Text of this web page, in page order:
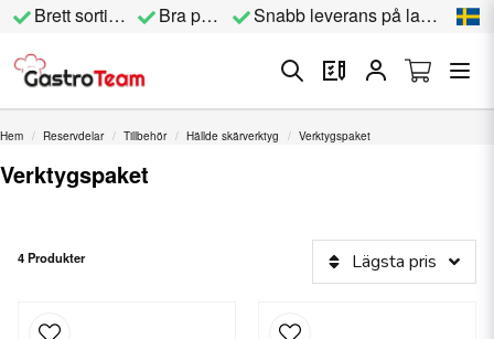
Brett sortiment Bra priser Snabb leverans på lagervara
Hem Reservdelar Tillbehör Hällde skärverktyg Verktygspaket
Verktygspaket
4 Produkter Lägsta pris